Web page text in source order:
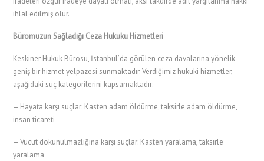
ihlal edilmiş olur.
Büromuzun Sağladığı Ceza Hukuku Hizmetleri
Keskiner Hukuk Bürosu, İstanbul’da görülen ceza davalarına yönelik
geniş bir hizmet yelpazesi sunmaktadır. Verdiğimiz hukuki hizmetler,
aşağıdaki suç kategorilerini kapsamaktadır:
– Hayata karşı suçlar: Kasten adam öldürme, taksirle adam öldürme,
insan ticareti
– Vücut dokunulmazlığına karşı suçlar: Kasten yaralama, taksirle
yaralama